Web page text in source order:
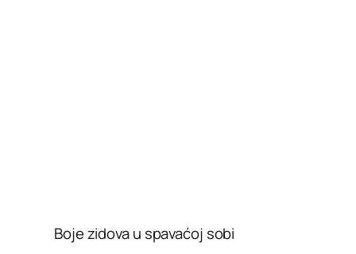
Boje zidova u spavaćoj sobi